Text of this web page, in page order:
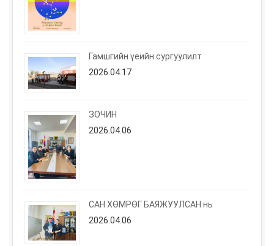
Гамшгийн үеийн сургуулилт
2026.04.17
ЗОЧИН
2026.04.06
САН ХӨМРӨГ БАЯЖУУЛСАН нь
2026.04.06